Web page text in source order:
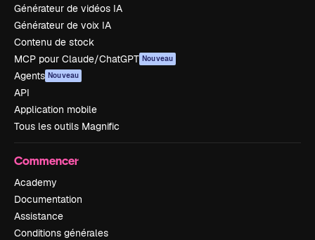
Générateur de vidéos IA
Générateur de voix IA
Contenu de stock
MCP pour Claude/ChatGPT Nouveau
Agents Nouveau
API
Application mobile
Tous les outils Magnific
Commencer
Academy
Documentation
Assistance
Conditions générales